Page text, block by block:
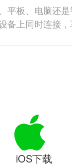
板、电脑还是
上同时连接，
iOS下载